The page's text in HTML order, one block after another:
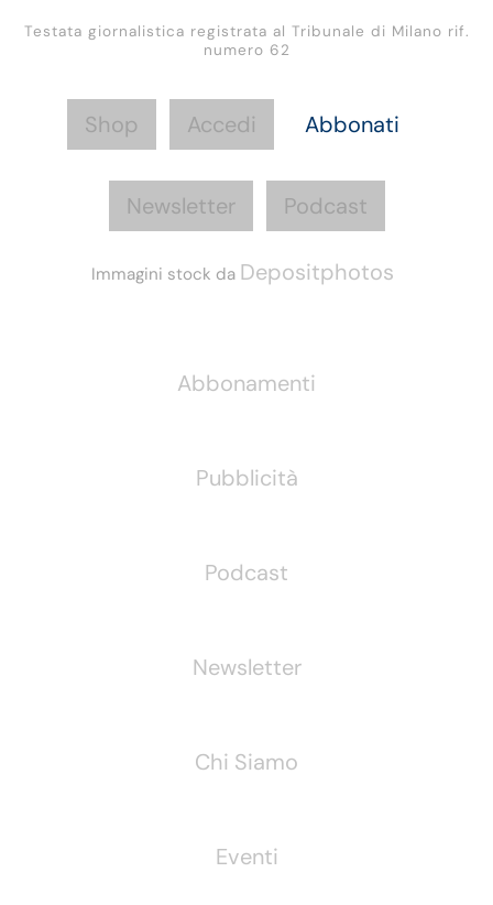
Testata giornalistica registrata al Tribunale di Milano rif.
numero 62
Shop Accedi Abbonati
Newsletter Podcast
Immagini stock da Depositphotos
Abbonamenti
Pubblicità
Podcast
Newsletter
Chi Siamo
Eventi